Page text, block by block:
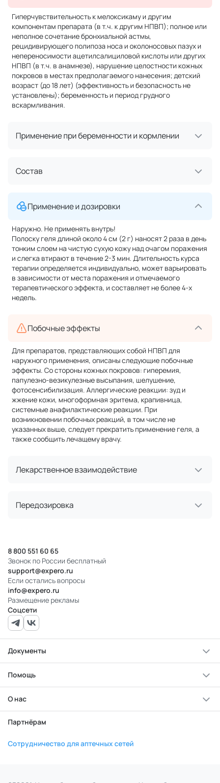
Гиперчувствительность к мелоксикаму и другим
компонентам препарата (в т.ч. к другим НПВП); полное или
неполное сочетание бронхиальной астмы,
рецидивирующего полипоза носа и околоносовых пазух и
непереносимости ацетилсалициловой кислоты или других
НПВП (в т.ч. в анамнезе), нарушение целостности кожных
покровов в местах предполагаемого нанесения; детский
возраст (до 18 лет) (эффективность и безопасность не
установлены); беременность и период грудного
вскармливания.
Применение при беременности и кормлении
Состав
Применение и дозировки
Наружно. Не применять внутрь!
Полоску геля длиной около 4 см (2 г) наносят 2 раза в день
тонким слоем на чистую сухую кожу над очагом поражения
и слегка втирают в течение 2-3 мин. Длительность курса
терапии определяется индивидуально, может варьировать
в зависимости от места поражения и отмечаемого
терапевтического эффекта, и составляет не более 4-х
недель.
Побочные эффекты
Для препаратов, представляющих собой НПВП для
наружного применения, описаны следующие побочные
эффекты. Со стороны кожных покровов: гиперемия,
папулезно-везикулезные высыпания, шелушение,
фотосенсибилизация. Аллергические реакции: зуд и
жжение кожи, многоформная эритема, крапивница,
системные анафилактические реакции. При
возникновении побочных реакций, в том числе не
указанных выше, следует прекратить применение геля, а
также сообщить лечащему врачу.
Лекарственное взаимодействие
Передозировка
8 800 551 60 65
Звонок по России бесплатный
support@expero.ru
Если остались вопросы
info@expero.ru
Размещение рекламы
Соцсети
Документы
Помощь
О нас
Партнёрам
Сотрудничество для аптечных сетей